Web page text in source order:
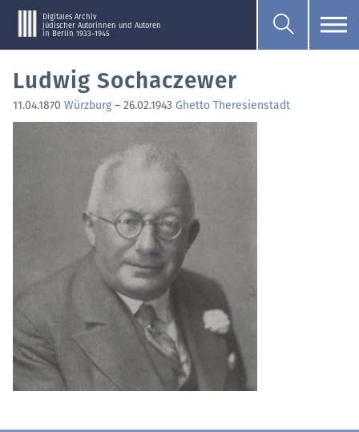
Digitales Archiv
jüdischer Autorinnen und Autoren
in Berlin 1933–1945
Ludwig Sochaczewer
11.04.1870 Würzburg – 26.02.1943 Ghetto Theresienstadt